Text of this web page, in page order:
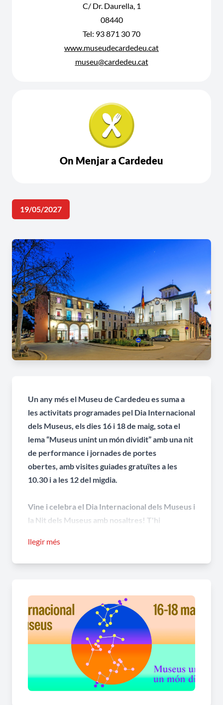
C/ Dr. Daurella, 1
08440
Tel: 93 871 30 70
www.museudecardedeu.cat
museu@cardedeu.cat
On Menjar a Cardedeu
19/05/2027
Un any més el Museu de Cardedeu es suma a
les activitats programades pel Dia Internacional
dels Museus, els dies 16 i 18 de maig, sota el
lema “Museus unint un món dividit” amb una nit
de performance i jornades de portes
obertes, amb visites guiades gratuïtes a les
10.30 i a les 12 del migdia.
Vine i celebra el Dia Internacional dels Museus i
la Nit dels Museus amb nosaltres! T'hi
celebrarà al maig l’ICOM dona visibilitat al lema
“Museus unint un món dividit”. Aquest, també
guiarà les celebracions del 80è aniversari de
l'ICOM al llarg d’aquest any.
Els museus són espais públics de confiança on les
persones es troben amb històries, objectes i
llegir més